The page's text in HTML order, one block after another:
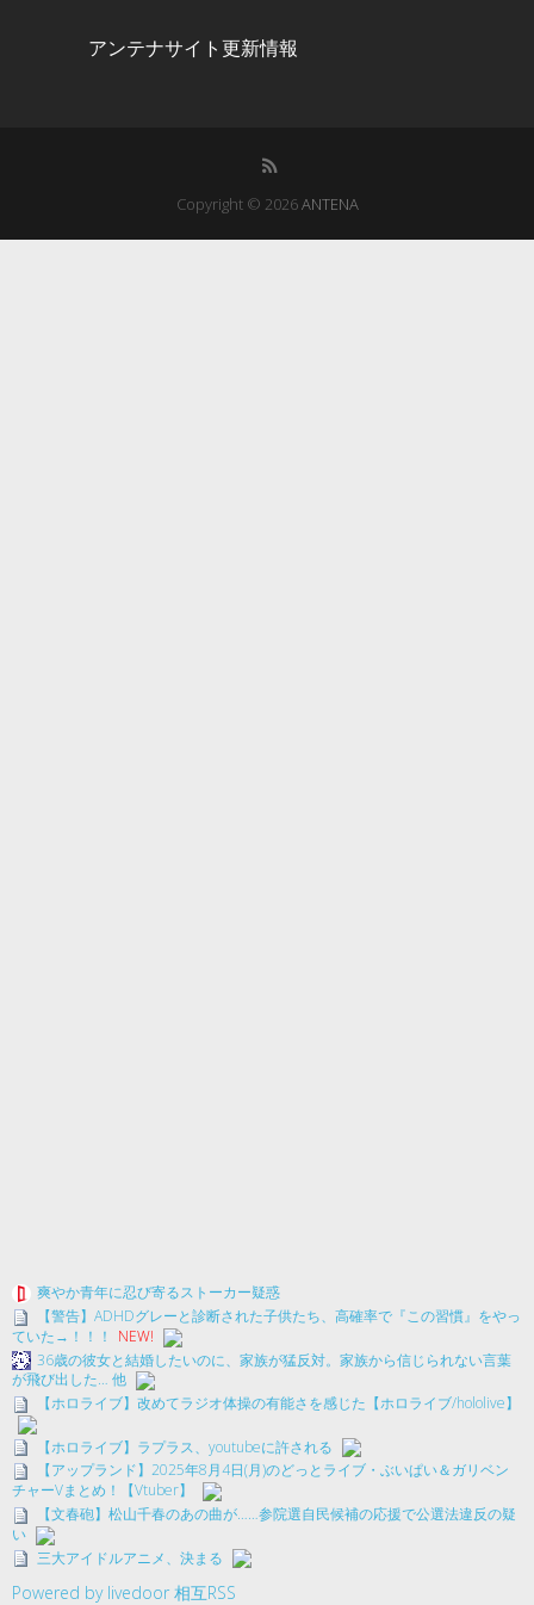
アンテナサイト更新情報
Copyright © 2026ANTENA
爽やか青年に忍び寄るストーカー疑惑
【警告】ADHDグレーと診断された子供たち、高確率で『この習慣』をやっ
ていた→！！！
NEW!
36歳の彼女と結婚したいのに、家族が猛反対。家族から信じられない言葉
が飛び出した… 他
【ホロライブ】改めてラジオ体操の有能さを感じた【ホロライブ/hololive】
【ホロライブ】ラプラス、youtubeに許される
【アップランド】2025年8月4日(月)のどっとライブ・ぶいぱい＆ガリベン
チャーVまとめ！【Vtuber】
【文春砲】松山千春のあの曲が……参院選自民候補の応援で公選法違反の疑
い
三大アイドルアニメ、決まる
Powered by livedoor 相互RSS